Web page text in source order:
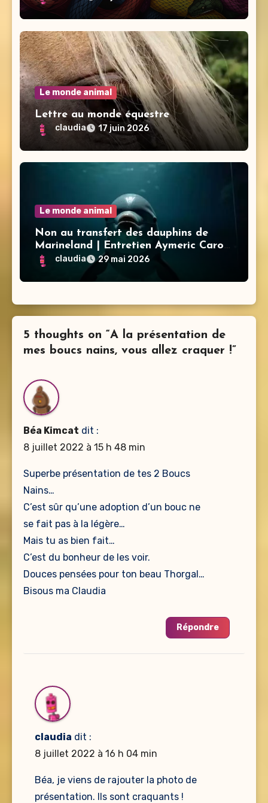
Le monde animal
Lettre au monde équestre
claudia 17 juin 2026
Le monde animal
Non au transfert des dauphins de
Marineland | Entretien Aymeric Caron
Lamya Essemlali – Sea Shepherd
claudia 29 mai 2026
5 thoughts on “A la présentation de
mes boucs nains, vous allez craquer !”
Béa Kimcat dit :
8 juillet 2022 à 15 h 48 min
Superbe présentation de tes 2 Boucs
Nains…
C’est sûr qu’une adoption d’un bouc ne
se fait pas à la légère…
Mais tu as bien fait…
C’est du bonheur de les voir.
Douces pensées pour ton beau Thorgal…
Bisous ma Claudia
Répondre
claudia dit :
8 juillet 2022 à 16 h 04 min
Béa, je viens de rajouter la photo de
présentation. Ils sont craquants !